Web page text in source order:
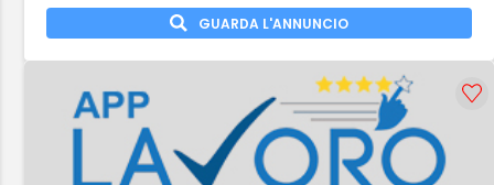
GUARDA L'ANNUNCIO